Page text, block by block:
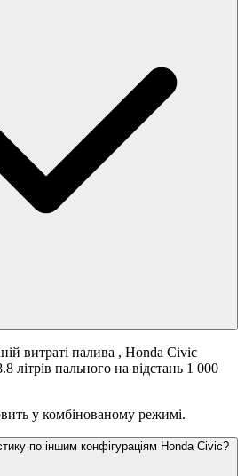
витраті палива , Honda Civic
літрів пального на відстань 1 000
у комбінованому режимі.
по іншим конфігураціям Honda Civic?